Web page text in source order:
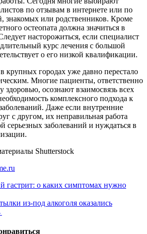
по отзывам в интернете или по
знакомых или родственников. Кроме
остеопата должна значиться в
насторожиться, если специалист
курс лечения с большой
о его низкой квалификации.
крупных городах уже давно перестало
Многие пациенты, ответственно
здоровью, осознают взаимосвязь всех
комплексного подхода к
Даже если внутренние
с другом, их неправильная работа
серьезных заболеваний и нуждаться в
Shutterstock
гастрит: о каких симптомах нужно
из-под алкоголя оказались